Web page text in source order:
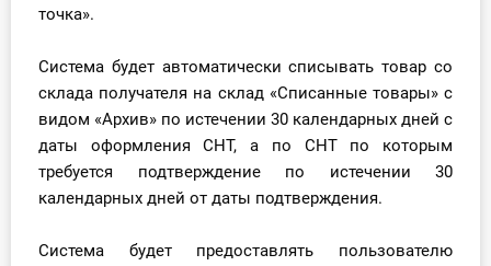
точка».
Система будет автоматически списывать товар со
склада получателя на склад «Списанные товары» с
видом «Архив» по истечении 30 календарных дней с
даты оформления СНТ, а по СНТ по которым
требуется подтверждение по истечении 30
календарных дней от даты подтверждения.
Система будет предоставлять пользователю